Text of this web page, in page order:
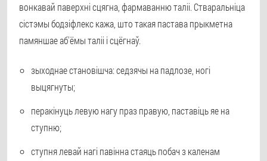
вонкавай паверхні сцягна, фармаванню таліі. Стваральніца
сістэмы бодзіфлекс кажа, што такая пастава прыкметна
памяншае аб'ёмы таліі і сцёгнаў.
зыходнае становішча: седзячы на падлозе, ногі
выцягнуты;
перакінуць левую нагу праз правую, паставіць яе на
ступню;
ступня левай нагі павінна стаяць побач з каленам